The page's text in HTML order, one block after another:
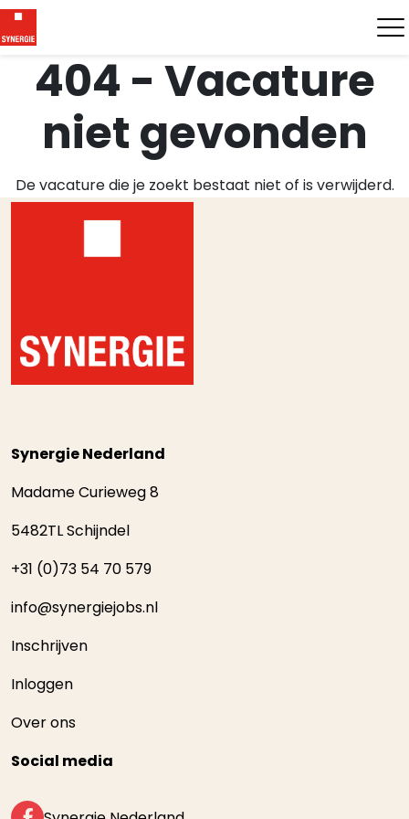
404 - Vacature
niet gevonden
De vacature die je zoekt bestaat niet of is verwijderd.
Synergie Nederland
Madame Curieweg 8
5482TL Schijndel
+31 (0)73 54 70 579
info@synergiejobs.nl
Inschrijven
Inloggen
Over ons
Social media